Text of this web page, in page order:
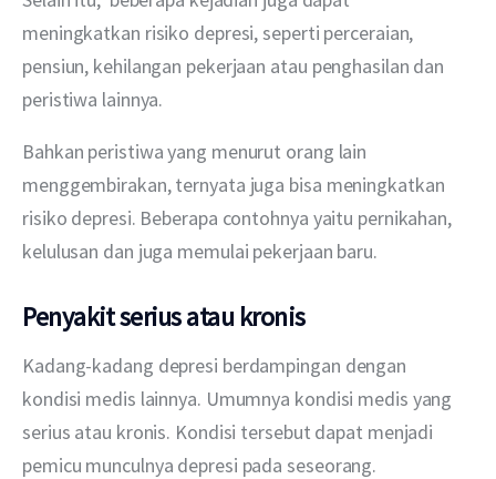
meningkatkan risiko depresi, seperti perceraian,
pensiun, kehilangan pekerjaan atau penghasilan dan
peristiwa lainnya.
Bahkan peristiwa yang menurut orang lain
menggembirakan, ternyata juga bisa meningkatkan
risiko depresi. Beberapa contohnya yaitu pernikahan,
kelulusan dan juga memulai pekerjaan baru.
Penyakit serius atau kronis
Kadang-kadang depresi berdampingan dengan
kondisi medis lainnya. Umumnya kondisi medis yang
serius atau kronis. Kondisi tersebut dapat menjadi
pemicu munculnya depresi pada seseorang.